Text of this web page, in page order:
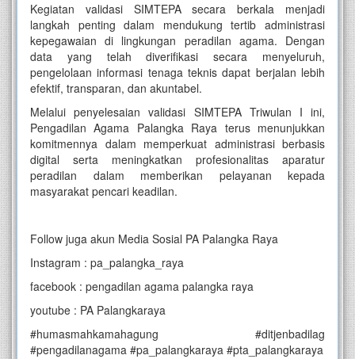
Kegiatan validasi SIMTEPA secara berkala menjadi
langkah penting dalam mendukung tertib administrasi
kepegawaian di lingkungan peradilan agama. Dengan
data yang telah diverifikasi secara menyeluruh,
pengelolaan informasi tenaga teknis dapat berjalan lebih
efektif, transparan, dan akuntabel.
Melalui penyelesaian validasi SIMTEPA Triwulan I ini,
Pengadilan Agama Palangka Raya terus menunjukkan
komitmennya dalam memperkuat administrasi berbasis
digital serta meningkatkan profesionalitas aparatur
peradilan dalam memberikan pelayanan kepada
masyarakat pencari keadilan.
Follow juga akun Media Sosial PA Palangka Raya
Instagram : pa_palangka_raya
facebook : pengadilan agama palangka raya
youtube : PA Palangkaraya
#humasmahkamahagung #ditjenbadilag
#pengadilanagama #pa_palangkaraya #pta_palangkaraya